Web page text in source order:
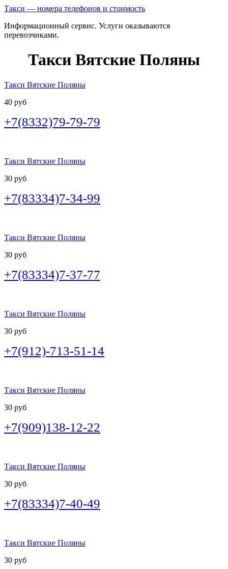
Такси — номера телефонов и стоимость
Информационный сервис. Услуги оказываются
перевозчиками.
Такси Вятские Поляны
Такси Вятские Поляны
40 руб
+7(8332)79-79-79
Такси Вятские Поляны
30 руб
+7(83334)7-34-99
Такси Вятские Поляны
30 руб
+7(83334)7-37-77
Такси Вятские Поляны
30 руб
+7(912)-713-51-14
Такси Вятские Поляны
30 руб
+7(909)138-12-22
Такси Вятские Поляны
30 руб
+7(83334)7-40-49
Такси Вятские Поляны
30 руб